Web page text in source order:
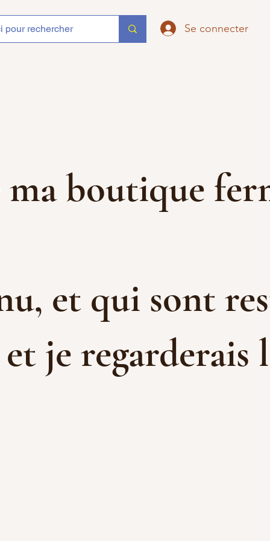
Se connecter
ma boutique
et qui sont
je regarderais